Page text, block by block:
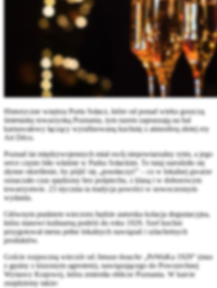
Historyczne wnętrza Portu Sołacz, które od ponad wieku goszczą
śmietankę towarzyską Poznania, tym razem zapraszają na bal
karnawałowy łączący wyrafinowaną kuchnię z atmosferą złotej ery
Art Déco.
Poznań lat międzywojennych miał swój niepowtarzalny rytm, a jego
serce często biło właśnie w Parku Sołackim. To tutaj narodziło się
słynne określenie, by pójść się „posołaczyć” – co w lokalnej gwarze
oznaczało czas spędzony bez pośpiechu, z klasą i w doborowym
towarzystwie. 23 stycznia ta tradycja powróci w nowoczesnym
wydaniu.
Głównym punktem wieczoru będzie autorska kolacja degustacyjna,
która stanowi kulinarną podróż do roku 1929. Szef kuchni
przygotował menu pełne lokalnych nawiązań i szlachetnych
produktów.
Goście rozpoczną wieczór od Amuse-bouche „PeWuKa 1929” (mus
z gęsiny z kiszonym agrestem), nawiązującego do Powszechnej
Wystawy Krajowej, która zmieniła oblicze Poznania. W karcie
znajdziemy także: